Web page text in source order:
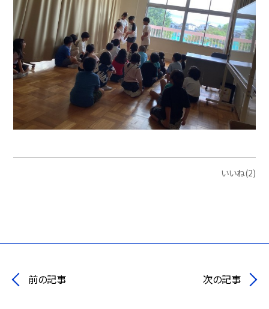
いいね(2)
前の記事 次の記事